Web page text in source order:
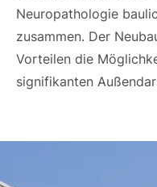
Neuropathologie
zusammen. Der
Vorteilen die
signifikanten